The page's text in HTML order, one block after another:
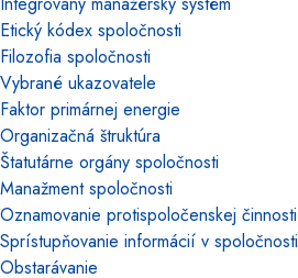
Etický kódex spoločnosti
Filozofia spoločnosti
Vybrané ukazovatele
Faktor primárnej energie
Organizačná štruktúra
Štatutárne orgány spoločnosti
Manažment spoločnosti
Oznamovanie protispoločenskej činnosti
Sprístupňovanie informácií v spoločnosti
Obstarávanie